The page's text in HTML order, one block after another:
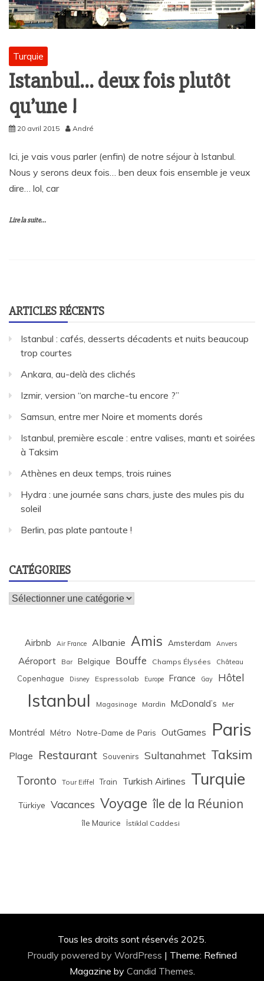
Turquie
Istanbul… deux fois plutôt
qu’une !
20 avril 2015 André
Ici, je vais vous parler (enfin) de notre séjour à Istanbul.
Nous y serons deux fois… ben deux fois ensemble je veux
dire… lol, car
Lire la suite...
ARTICLES RÉCENTS
Istanbul : cafés, desserts décadents et nuits beaucoup
trop courtes
Ankara, au-delà des clichés
Izmir, version “on marche-tu encore ?”
Samsun, entre mer Noire et moments dorés
Istanbul, première escale : entre valises, mantı et soirées
à Taksim
Athènes en deux temps, trois ruines
Hydra : une journée sans chars, juste des mules pis du
soleil
Berlin, pas plate pantoute !
CATÉGORIES
Catégories
Airbnb Air France Albanie Amis Amsterdam Anvers
Aéroport Bar Belgique Bouffe Champs Élysées Château
Copenhague Disney Espressolab Europe France Gay Hôtel
Istanbul Magasinage Mardin McDonald’s Mer
Montréal Métro Notre-Dame de Paris OutGames Paris
Plage Restaurant Souvenirs Sultanahmet Taksim
Toronto Tour Eiffel Train Turkish Airlines Turquie
Türkiye Vacances Voyage île de la Réunion
île Maurice İstiklal Caddesi
Tous les droits sont réservés 2025.
Proudly powered by WordPress | Theme: Refined
Magazine by Candid Themes